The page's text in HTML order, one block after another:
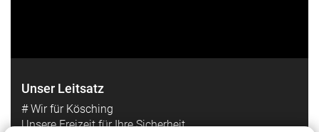
Unser Leitsatz
# Wir für Kösching
Unsere Freizeit für Ihre Sicherheit